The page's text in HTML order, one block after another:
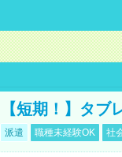
【短期！】タ
派遣 職種未経験OK 社